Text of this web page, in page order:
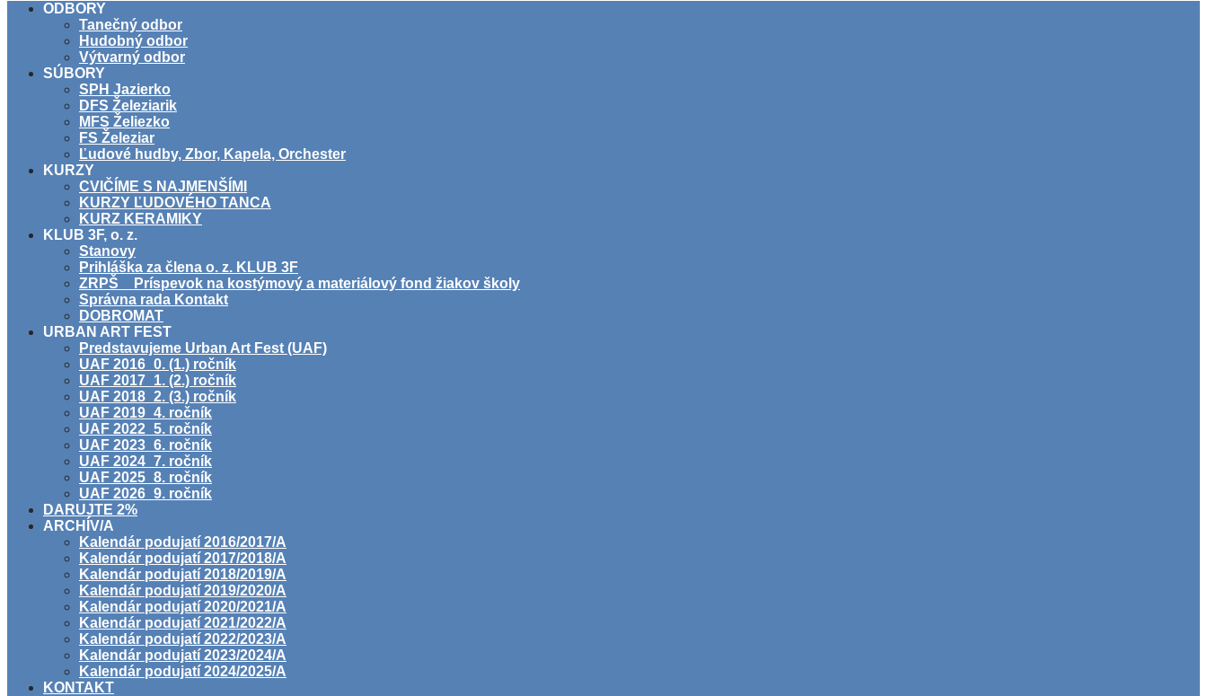
ODBORY
Tanečný odbor
Hudobný odbor
Výtvarný odbor
SÚBORY
SPH Jazierko
DFS Železiarik
MFS Želiezko
FS Železiar
Ľudové hudby, Zbor, Kapela, Orchester
KURZY
CVIČÍME S NAJMENŠÍMI
KURZY ĽUDOVÉHO TANCA
KURZ KERAMIKY
KLUB 3F, o. z.
Stanovy
Prihláška za člena o. z. KLUB 3F
ZRPŠ _ Príspevok na kostýmový a materiálový fond žiakov školy
Správna rada Kontakt
DOBROMAT
URBAN ART FEST
Predstavujeme Urban Art Fest (UAF)
UAF 2016_0. (1.) ročník
UAF 2017_1. (2.) ročník
UAF 2018_2. (3.) ročník
UAF 2019_4. ročník
UAF 2022_5. ročník
UAF 2023_6. ročník
UAF 2024_7. ročník
UAF 2025_8. ročník
UAF 2026_9. ročník
DARUJTE 2%
ARCHÍV/A
Kalendár podujatí 2016/2017/A
Kalendár podujatí 2017/2018/A
Kalendár podujatí 2018/2019/A
Kalendár podujatí 2019/2020/A
Kalendár podujatí 2020/2021/A
Kalendár podujatí 2021/2022/A
Kalendár podujatí 2022/2023/A
Kalendár podujatí 2023/2024/A
Kalendár podujatí 2024/2025/A
KONTAKT